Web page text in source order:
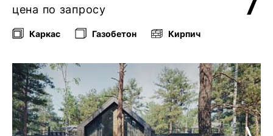
цена по запросу
Каркас Газобетон Кирпич